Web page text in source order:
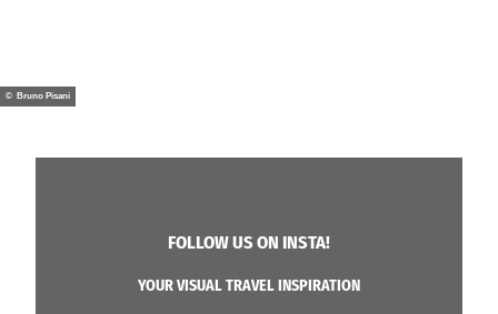
© Bruno Pisani
FOLLOW US ON INSTA!
YOUR VISUAL TRAVEL INSPIRATION